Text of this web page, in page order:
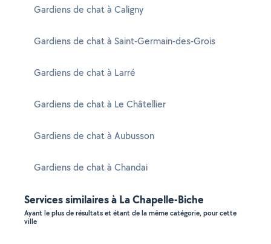
Gardiens de chat à Caligny
Gardiens de chat à Saint-Germain-des-Grois
Gardiens de chat à Larré
Gardiens de chat à Le Châtellier
Gardiens de chat à Aubusson
Gardiens de chat à Chandai
Services similaires à La Chapelle-Biche
Ayant le plus de résultats et étant de la même catégorie, pour cette
ville